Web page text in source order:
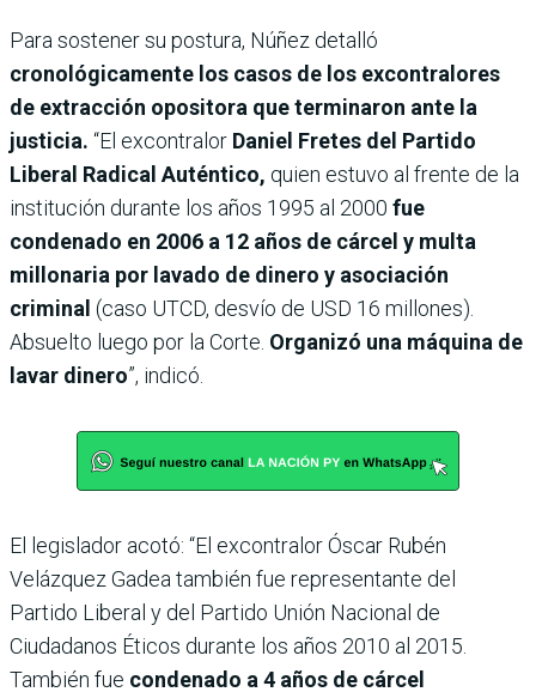
Para sostener su postura, Núñez detalló
cronológicamente los casos de los excontralores
de extracción opositora que terminaron ante la
justicia. “El excontralor Daniel Fretes del Partido
Liberal Radical Auténtico, quien estuvo al frente de la
institución durante los años 1995 al 2000 fue
condenado en 2006 a 12 años de cárcel y multa
millonaria por lavado de dinero y asociación
criminal (caso UTCD, desvío de USD 16 millones).
Absuelto luego por la Corte. Organizó una máquina de
lavar dinero”, indicó.
El legislador acotó: “El excontralor Óscar Rubén
Velázquez Gadea también fue representante del
Partido Liberal y del Partido Unión Nacional de
Ciudadanos Éticos durante los años 2010 al 2015.
También fue condenado a 4 años de cárcel